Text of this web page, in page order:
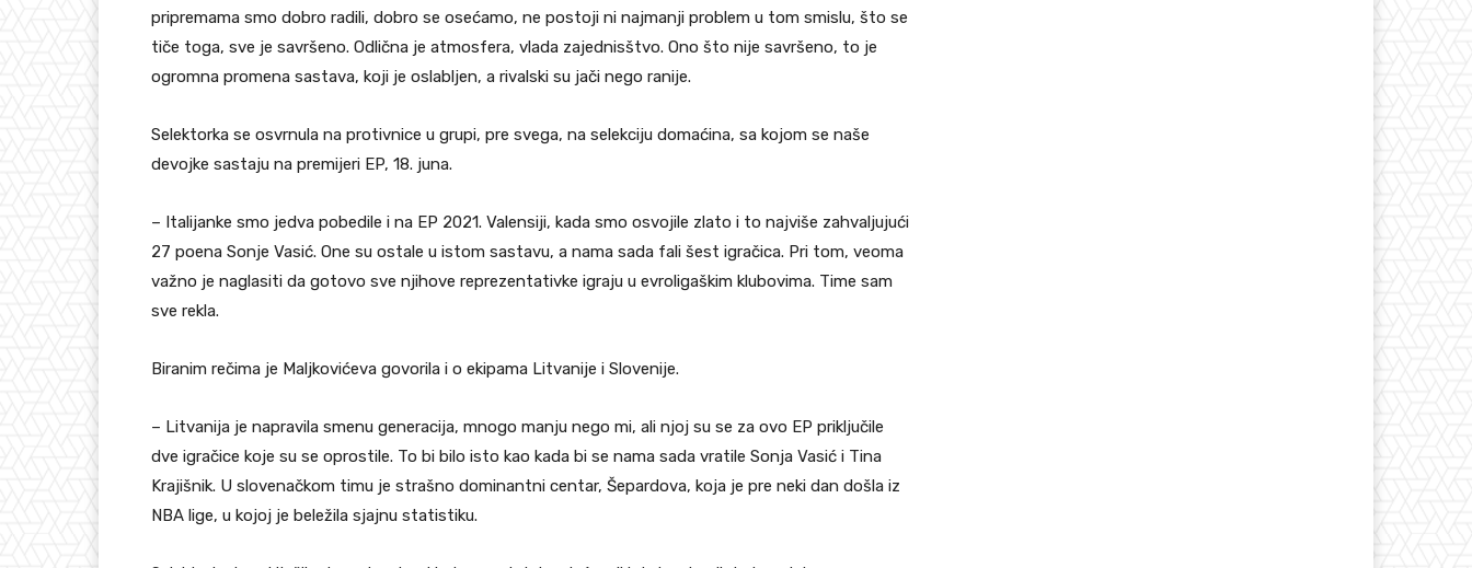
pripremama smo dobro radili, dobro se osećamo, ne postoji ni najmanji problem u tom smislu, što se
tiče toga, sve je savršeno. Odlična je atmosfera, vlada zajednisštvo. Ono što nije savršeno, to je
ogromna promena sastava, koji je oslabljen, a rivalski su jači nego ranije.
Selektorka se osvrnula na protivnice u grupi, pre svega, na selekciju domaćina, sa kojom se naše
devojke sastaju na premijeri EP, 18. juna.
– Italijanke smo jedva pobedile i na EP 2021. Valensiji, kada smo osvojile zlato i to najviše zahvaljujući
27 poena Sonje Vasić. One su ostale u istom sastavu, a nama sada fali šest igračica. Pri tom, veoma
važno je naglasiti da gotovo sve njihove reprezentativke igraju u evroligaškim klubovima. Time sam
sve rekla.
Biranim rečima je Maljkovićeva govorila i o ekipama Litvanije i Slovenije.
– Litvanija je napravila smenu generacija, mnogo manju nego mi, ali njoj su se za ovo EP priključile
dve igračice koje su se oprostile. To bi bilo isto kao kada bi se nama sada vratile Sonja Vasić i Tina
Krajišnik. U slovenačkom timu je strašno dominantni centar, Šepardova, koja je pre neki dan došla iz
NBA lige, u kojoj je beležila sjajnu statistiku.